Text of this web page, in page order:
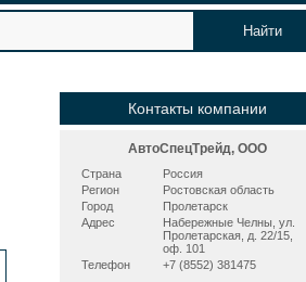
Реклама на сайте
Контакты компании
АвтоСпецТрейд, ООО
Страна
Россия
Регион
Ростовская область
Город
Пролетарск
Адрес
Набережные Челны, ул.
Пролетарская, д. 22/15,
оф. 101
Телефон
+7 (8552) 381475